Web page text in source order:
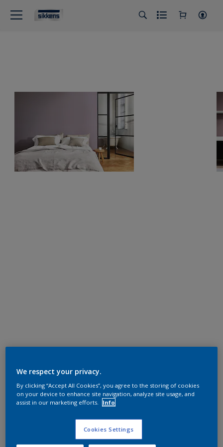
We respect your privacy.
By clicking “Accept All Cookies”, you agree to the storing of cookies
on your device to enhance site navigation, analyze site usage, and
assist in our marketing efforts.
Info
Cookies Settings